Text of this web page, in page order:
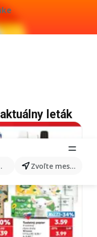
produkty... Zvoľte mesto
leták